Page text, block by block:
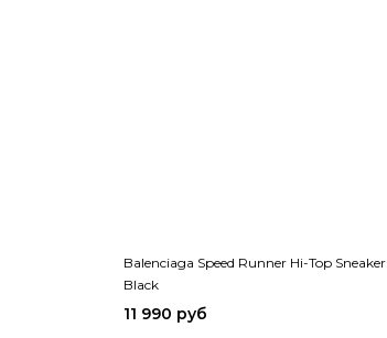
Balenciaga Speed Runner Hi-Top Sneaker
Black
11 990 руб